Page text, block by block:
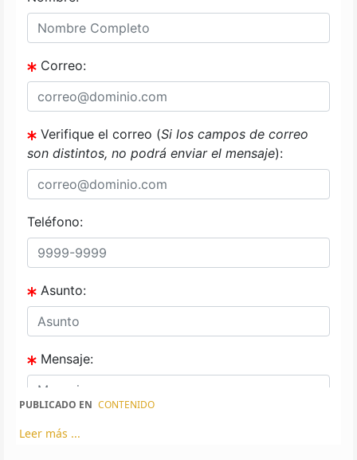
PUBLICADO EN CONTENIDO
Leer más ...